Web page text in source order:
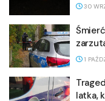
30
1
latka,